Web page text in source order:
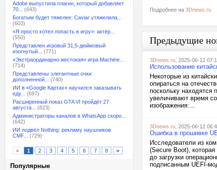
Adobe выпустила плагин, который добавляет
70...
(643)
Богатым будет тяжелее: Caviar утяжелила...
(603)
«Я просто хотел попасть в игру»: актёр...
(550)
Представлен игровой 31,5-дюймовый
изогнутый...
(771)
«Экстраординарно жестокая» игра Machine...
(714)
Представлены элегантные очки
дополненной...
(740)
ИИ в «Google Картах» научился заказывать
еду...
(697)
Расширенный показ GTA VI пройдёт 27
августа...
(823)
Администраторы каналов в WhatsApp скоро...
(642)
ИИ подвёл Nothing: рекламу наушников
CMF...
(729)
< 1 2 3 4 5 6 7 8 >
Популярные
Подробнее на 3Dnews.ru
Предыдущие
3Dnews.ru , 2025-06-12
Использование
Некоторые из
опираться на
поскольку
увеличивают время
изображения:...
3Dnews.ru , 2025-06-12
Ошибка в прошивке
Исследователи из
(Secure Boot),
до загрузки
подписанным UEFI-